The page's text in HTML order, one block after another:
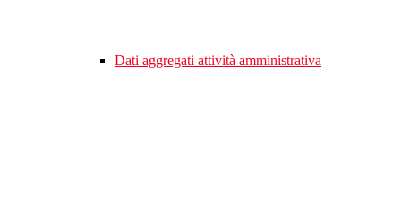
Dati aggregati attività amministrativa